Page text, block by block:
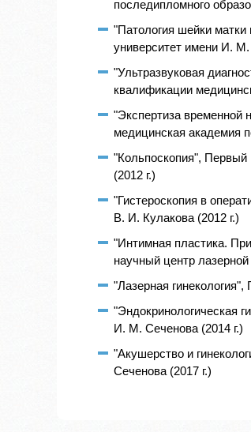
последипломного
"Патология шейки
университет имени И. М.
"Ультразвуковая
квалификации
"Экспертиза временной
медицинская академия
"Кольпоскопия",
(2012 г.)
"Гистероскопия в
В. И. Кулакова (2012 г.)
"Интимная пластика.
научный центр
"Лазерная
"Эндокринологическая
И. М. Сеченова (2014 г.)
"Акушерство и
Сеченова (2017 г.)